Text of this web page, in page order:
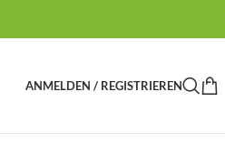
ANMELDEN / REGISTRIEREN